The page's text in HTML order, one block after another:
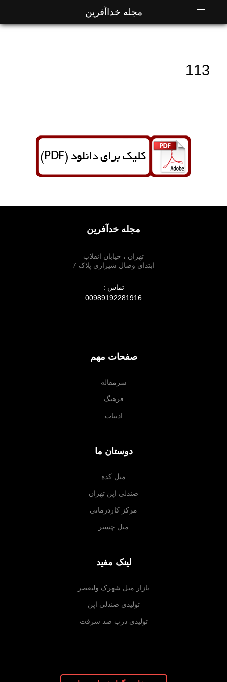
مجله خداآفرین
113
مجله خدآفرین
تهران ، خیابان انقلاب
ابتدای وصال شیرازی پلاک 7
تماس :
00989192281916
صفحات مهم
سرمقاله
فرهنگ
ادبیات
دوستان ما
مبل کده
صندلی اپن تهران
مرکز کاردرمانی
مبل چستر
لینک مفید
بازار مبل شهرک ولیعصر
تولیدی صندلی اپن
تولیدی درب ضد سرقت